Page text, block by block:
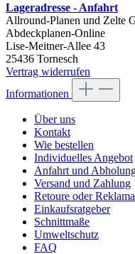
Lageradresse - Anfahrt
Allround-Planen und Zelte
Abdeckplanen-Online
Lise-Meitner-Allee 43
25436 Tornesch
Vertrag widerrufen
Informationen
Über uns
Kontakt
Wie bestellen
Individuelles Angebot
Anfahrt und
Versand und Zahlung
Retoure oder
Einkaufsratgeber
Schnittmaße
Umweltschutz
FAQ